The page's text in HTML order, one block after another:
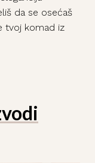
da se osećaš
tvoj komad iz